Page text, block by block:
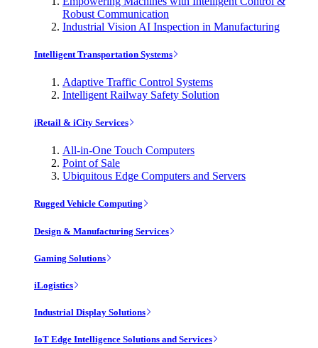
Robust Communication
Industrial Vision AI Inspection in Manufacturing
Intelligent Transportation Systems
Adaptive Traffic Control Systems
Intelligent Railway Safety Solution
iRetail & iCity Services
All-in-One Touch Computers
Point of Sale
Ubiquitous Edge Computers and Servers
Rugged Vehicle Computing
Design & Manufacturing Services
Gaming Solutions
iLogistics
Industrial Display Solutions
IoT Edge Intelligence Solutions and Services